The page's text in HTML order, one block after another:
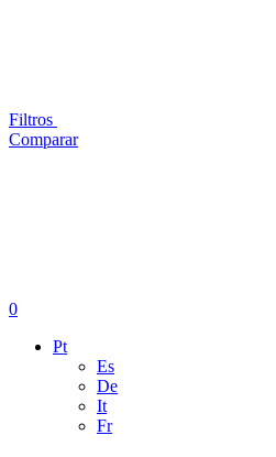
Filtros
Comparar
0
Pt
Es
De
It
Fr